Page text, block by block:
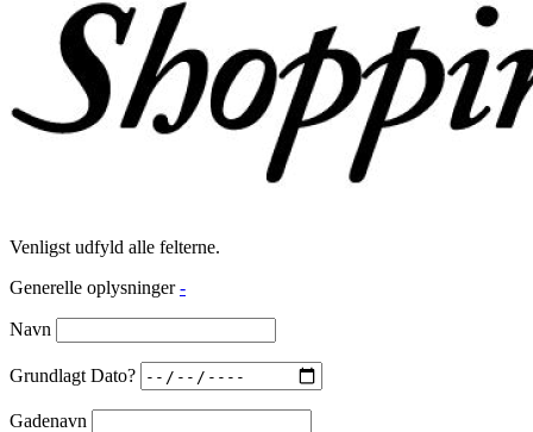
Venligst udfyld alle felterne.
Generelle oplysninger -
Navn
Grundlagt Dato?
Gadenavn